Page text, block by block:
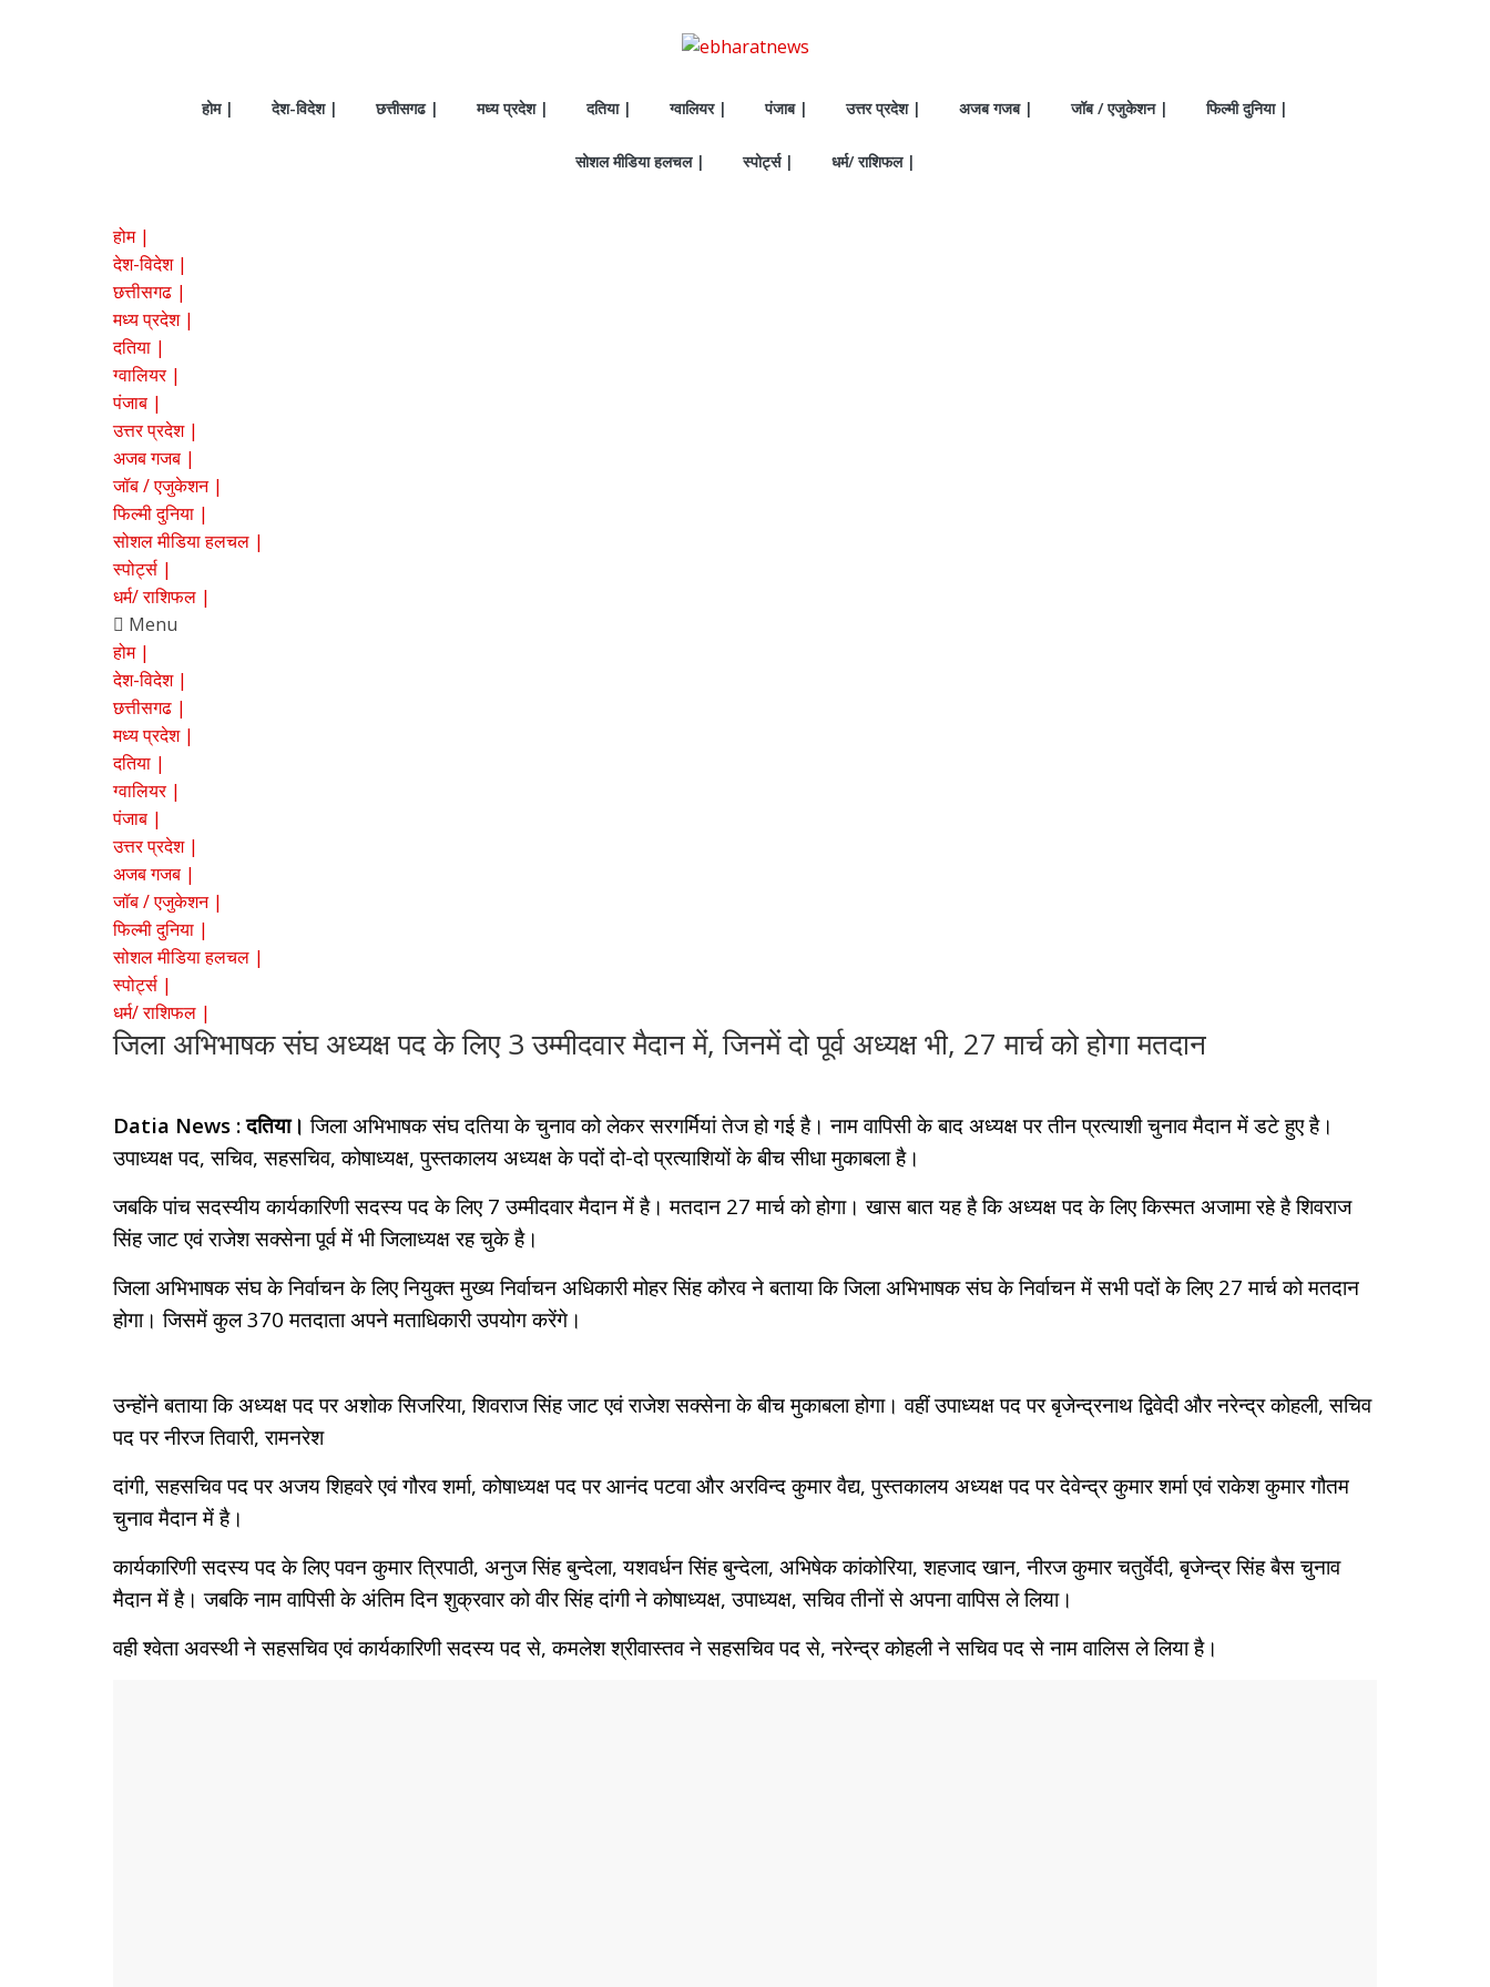
ebharatnews
समाचार),
Latest
news
in
hindi,
World,
Sports,
business,
film
and
Entertainment.
EBharatNews
पर
पढ़ें
ताजा
समाचार
देश
और
दुनिया
से,
जाने
व्यापार,
बॉलीवुड,
खेल
और
राजनीति
के
ख़बरें
होम | देश-विदेश | छत्तीसगढ | मध्य प्रदेश | दतिया | ग्वालियर | पंजाब | उत्तर प्रदेश | अजब गजब | जॉब / एजुकेशन | फिल्मी दुनिया |
सोशल मीडिया हलचल | स्पोर्ट्स | धर्म/ राशिफल |
होम |
देश-विदेश |
छत्तीसगढ |
मध्य प्रदेश |
दतिया |
ग्वालियर |
पंजाब |
उत्तर प्रदेश |
अजब गजब |
जॉब / एजुकेशन |
फिल्मी दुनिया |
सोशल मीडिया हलचल |
स्पोर्ट्स |
धर्म/ राशिफल |
Menu
होम |
देश-विदेश |
छत्तीसगढ |
मध्य प्रदेश |
दतिया |
ग्वालियर |
पंजाब |
उत्तर प्रदेश |
अजब गजब |
जॉब / एजुकेशन |
फिल्मी दुनिया |
सोशल मीडिया हलचल |
स्पोर्ट्स |
धर्म/ राशिफल |
जिला अभिभाषक संघ अध्यक्ष पद के लिए 3 उम्मीदवार मैदान में, जिनमें दो पूर्व अध्यक्ष भी, 27 मार्च को होगा मतदान
Datia News : दतिया। जिला अभिभाषक संघ दतिया के चुनाव को लेकर सरगर्मियां तेज हो गई है। नाम वापिसी के बाद अध्यक्ष पर तीन प्रत्याशी चुनाव मैदान में डटे हुए है।
उपाध्यक्ष पद, सचिव, सहसचिव, कोषाध्यक्ष, पुस्तकालय अध्यक्ष के पदों दो-दो प्रत्याशियों के बीच सीधा मुकाबला है।
जबकि पांच सदस्यीय कार्यकारिणी सदस्य पद के लिए 7 उम्मीदवार मैदान में है। मतदान 27 मार्च को होगा। खास बात यह है कि अध्यक्ष पद के लिए किस्मत अजामा रहे है शिवराज
सिंह जाट एवं राजेश सक्सेना पूर्व में भी जिलाध्यक्ष रह चुके है।
जिला अभिभाषक संघ के निर्वाचन के लिए नियुक्त मुख्य निर्वाचन अधिकारी मोहर सिंह कौरव ने बताया कि जिला अभिभाषक संघ के निर्वाचन में सभी पदों के लिए 27 मार्च को मतदान
होगा। जिसमें कुल 370 मतदाता अपने मताधिकारी उपयोग करेंगे।
उन्होंने बताया कि अध्यक्ष पद पर अशोक सिजरिया, शिवराज सिंह जाट एवं राजेश सक्सेना के बीच मुकाबला होगा। वहीं उपाध्यक्ष पद पर बृजेन्द्रनाथ द्विवेदी और नरेन्द्र कोहली, सचिव
पद पर नीरज तिवारी, रामनरेश
दांगी, सहसचिव पद पर अजय शिहवरे एवं गौरव शर्मा, कोषाध्यक्ष पद पर आनंद पटवा और अरविन्द कुमार वैद्य, पुस्तकालय अध्यक्ष पद पर देवेन्द्र कुमार शर्मा एवं राकेश कुमार गौतम
चुनाव मैदान में है।
कार्यकारिणी सदस्य पद के लिए पवन कुमार त्रिपाठी, अनुज सिंह बुन्देला, यशवर्धन सिंह बुन्देला, अभिषेक कांकोरिया, शहजाद खान, नीरज कुमार चतुर्वेदी, बृजेन्द्र सिंह बैस चुनाव
मैदान में है। जबकि नाम वापिसी के अंतिम दिन शुक्रवार को वीर सिंह दांगी ने कोषाध्यक्ष, उपाध्यक्ष, सचिव तीनों से अपना वापिस ले लिया।
वही श्वेता अवस्थी ने सहसचिव एवं कार्यकारिणी सदस्य पद से, कमलेश श्रीवास्तव ने सहसचिव पद से, नरेन्द्र कोहली ने सचिव पद से नाम वालिस ले लिया है।